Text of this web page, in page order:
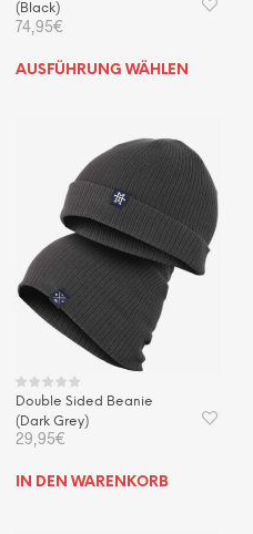
(Black)
74,95€
AUSFÜHRUNG WÄHLEN
Dieses
Double Sided Beanie
(Dark Grey)
29,95€
IN DEN WARENKORB